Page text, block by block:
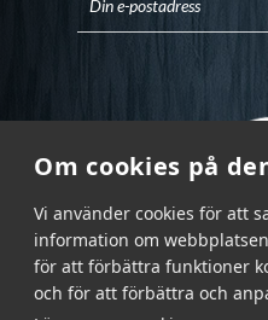
Om cookies på
Vi använder cookies för att
information om
för att förbättra funktioner
och för att förbättra och